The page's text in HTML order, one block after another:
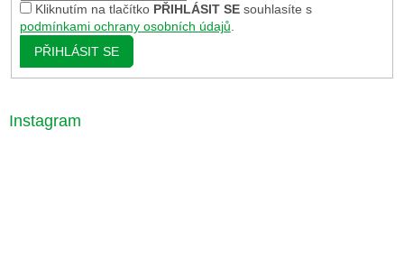
Kliknutím na tlačítko PŘIHLÁSIT SEsouhlasíte s
podmínkami ochrany osobních údajů
PŘIHLÁSIT SE
Instagram